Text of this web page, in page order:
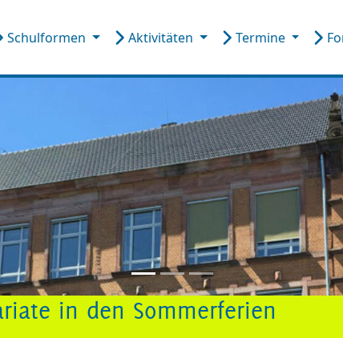
Schulformen Aktivitäten Termine
in den Sommerferien